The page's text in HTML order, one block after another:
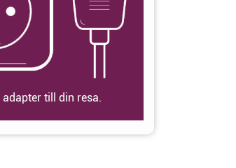
adapter till din resa.